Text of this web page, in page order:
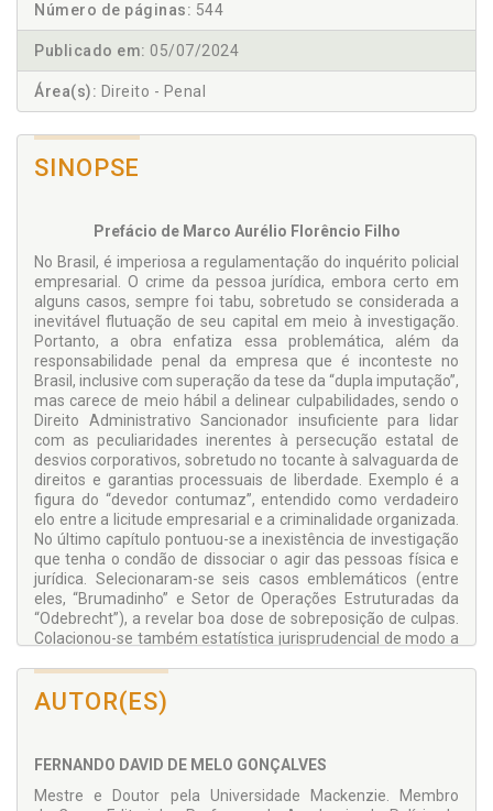
Número de páginas: 544
Publicado em: 05/07/2024
Área(s): Direito - Penal
SINOPSE
Prefácio de Marco Aurélio Florêncio Filho
No Brasil, é imperiosa a regulamentação do inquérito policial
empresarial. O crime da pessoa jurídica, embora certo em
alguns casos, sempre foi tabu, sobretudo se considerada a
inevitável flutuação de seu capital em meio à investigação.
Portanto, a obra enfatiza essa problemática, além da
responsabilidade penal da empresa que é inconteste no
Brasil, inclusive com superação da tese da “dupla imputação”,
mas carece de meio hábil a delinear culpabilidades, sendo o
Direito Administrativo Sancionador insuficiente para lidar
com as peculiaridades inerentes à persecução estatal de
desvios corporativos, sobretudo no tocante à salvaguarda de
direitos e garantias processuais de liberdade. Exemplo é a
figura do “devedor contumaz”, entendido como verdadeiro
elo entre a licitude empresarial e a criminalidade organizada.
No último capítulo pontuou-se a inexistência de investigação
que tenha o condão de dissociar o agir das pessoas física e
jurídica. Selecionaram-se seis casos emblemáticos (entre
eles, “Brumadinho” e Setor de Operações Estruturadas da
“Odebrecht”), a revelar boa dose de sobreposição de culpas.
Colacionou-se também estatística jurisprudencial de modo a
constitucional de criminalização da pessoa jurídica, o qual foi
ampliado por diversos tratados internacionais dos quais o
Brasil é signatário. Daí a necessidade do inquérito policial
criminal, ele seria capaz de trazer ganho social relevante:
efeitos internos (delimitar as culpabilidades em meio ao
crime corporativo, racionalizando a aplicação da teoria do
AUTOR(ES)
FERNANDO DAVID DE MELO GONÇALVES
Mestre e Doutor pela Universidade Mackenzie. Membro